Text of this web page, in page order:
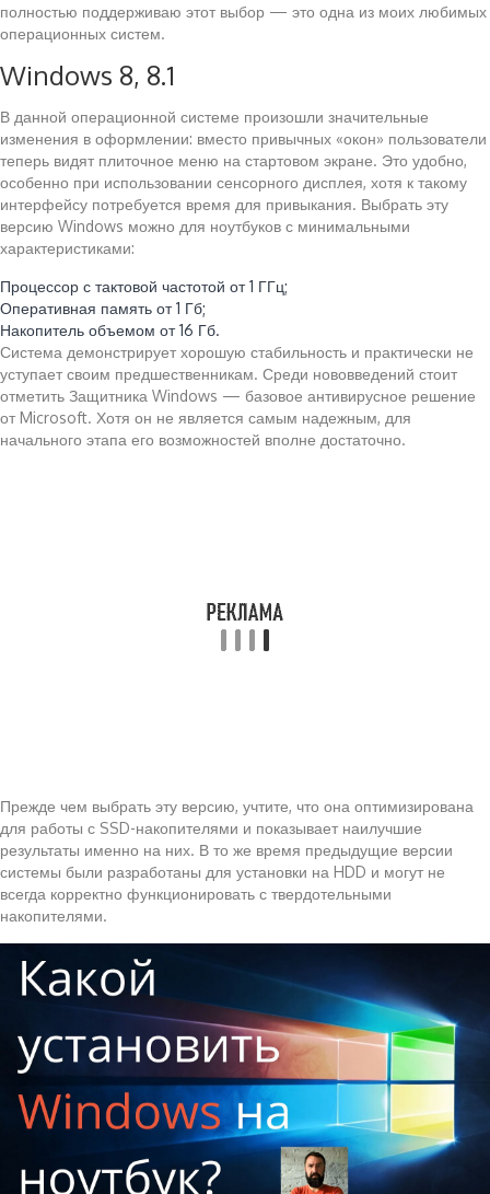
полностью поддерживаю этот выбор — это одна из моих любимых
операционных систем.
Windows 8, 8.1
В данной операционной системе произошли значительные
изменения в оформлении: вместо привычных «окон» пользователи
теперь видят плиточное меню на стартовом экране. Это удобно,
особенно при использовании сенсорного дисплея, хотя к такому
интерфейсу потребуется время для привыкания. Выбрать эту
версию Windows можно для ноутбуков с минимальными
характеристиками:
Процессор с тактовой частотой от 1 ГГц;
Оперативная память от 1 Гб;
Накопитель объемом от 16 Гб.
Система демонстрирует хорошую стабильность и практически не
уступает своим предшественникам. Среди нововведений стоит
отметить Защитника Windows — базовое антивирусное решение
от Microsoft. Хотя он не является самым надежным, для
начального этапа его возможностей вполне достаточно.
Прежде чем выбрать эту версию, учтите, что она оптимизирована
для работы с SSD-накопителями и показывает наилучшие
результаты именно на них. В то же время предыдущие версии
системы были разработаны для установки на HDD и могут не
всегда корректно функционировать с твердотельными
накопителями.